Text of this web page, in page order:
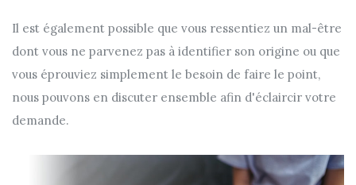
Il est également possible que vous ressentiez un mal-être
dont vous ne parvenez pas à identifier son origine ou que
vous éprouviez simplement le besoin de faire le point,
nous pouvons en discuter ensemble afin d'éclaircir votre
demande.